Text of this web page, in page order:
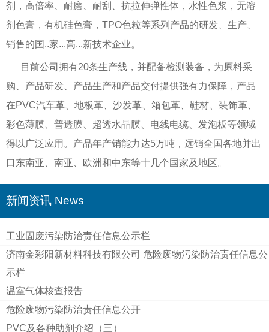
剂，高倍率、耐磨、耐刮、抗拉伸弹性体，水性色浆，无溶
剂色膏，有机硅色膏，TPO色粒等系列产品的研发、生产、
销售的国..家...高...新技术企业。
目前公司拥有20条生产线，并配备检测装备，为原料采
购、产品研发、产品生产和产品交付提供强有力保障，产品
在PVC汽车革、地板革、沙发革、箱包革、鞋材、装饰革、
彩色薄膜、普透膜、超透水晶膜、电线电缆、发泡板等领域
得以广泛应用。产品年产销能力达5万吨，远销全国各地并出
口东南亚、南亚、欧洲和中东等十几个国家及地区。
新闻资讯 News
工业固废污染防治责任信息公示栏
济南金彩阳新材料科技有限公司 危险废物污染防治责任信息公
示栏
温室气体核查报告
危险废物污染防治责任信息公开
PVC及各种助剂介绍（三）